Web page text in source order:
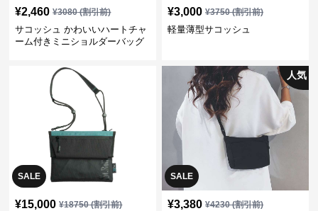
¥2,460 ¥3080(割引前)
サコッシュ かわいいハートチャ
ーム付きミニショルダーバッグ
¥3,000 ¥3750(割引前)
軽量薄型サコッシュ
SALE
¥15,000 ¥18750(割引前)
SALE
人気
¥3,380 ¥4230(割引前)